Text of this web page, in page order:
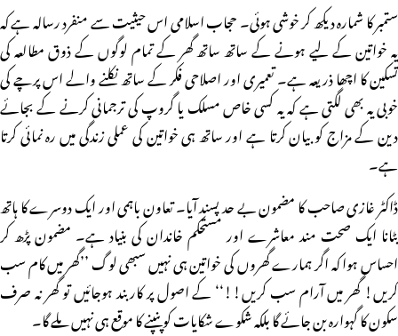
ستمبر کا شمارہ دیکھ کر خوشی ہوئی۔ حجاب اسلامی اس حیثیت سے منفرد رسالہ ہے کہ
یہ خواتین کے لیے ہونے کے ساتھ ساتھ گھر کے تمام لوگوں کے ذوق مطالعہ کی
تسکین کا اچھا ذریعہ ہے۔ تعمیری اور اصلاحی فکر کے ساتھ نکلنے والے اس پرچے کی
خوبی یہ بھی لگتی ہے کہ یہ کسی خاص مسلک یا گروپ کی ترجمانی کرنے کے بجائے
دین کے مزاج کو بیان کرتا ہے اور ساتھ ہی خواتین کی عملی زندگی میں رہ نمائی کرتا
ہے۔
ڈاکٹر غازی صاحب کا مضمون بے حد پسند آیا۔ تعاون باہمی اور ایک دوسرے کا ہاتھ
بٹانا ایک صحت مند معاشرے اور مستحکم خاندان کی بنیاد ہے۔ مضمون پڑھ کر
احساس ہوا کہ اگر ہمارے گھروں کی خواتین ہی نہیں سبھی لوگ ’’گھر میں کام سب
کریں! گھر میں آرام سب کریں!!‘‘ کے اصول پر کاربند ہوجائیں تو گھر نہ صرف
سکون کا گہوارہ بن جائے گا بلکہ شکوے شکایات کو پنپنے کا موقع ہی نہیں ملے گا۔